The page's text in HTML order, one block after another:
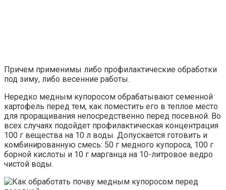
Причем применимы либо профилактические обработки
под зиму, либо весенние работы.
Нередко медным купоросом обрабатывают семенной
картофель перед тем, как поместить его в теплое место
для проращивания непосредственно перед посевной. Во
всех случаях подойдет профилактическая концентрация
100 г вещества на 10 л воды. Допускается готовить и
комбинированную смесь: 50 г медного купороса, 100 г
борной кислоты и 10 г марганца на 10-литровое ведро
чистой воды.